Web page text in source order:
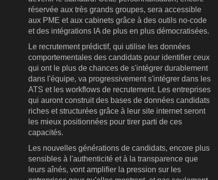
réservée aux très grands groupes, sera accessible
aux PME et aux cabinets grâce à des outils no-code
et des intégrations IA de plus en plus démocratisées.
Le recrutement prédictif, qui utilise les données
comportementales des candidats pour identifier ceux
qui ont le plus de chances de s'intégrer durablement
dans l'équipe, va progressivement s'intégrer dans les
ATS et les workflows de recrutement. Les entreprises
qui auront construit des bases de données candidats
riches et structurées grâce à leur site internet seront
les mieux positionnées pour tirer parti de ces
capacités.
Les nouvelles générations de candidats, encore plus
sensibles à l'authenticité et à la transparence que
leurs aînés, vont amplifier la pression sur les